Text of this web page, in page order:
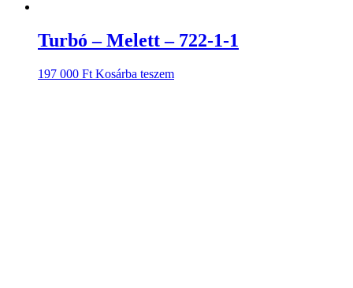
Turbó – Melett – 722-1-1
197 000 Ft Kosárba teszem